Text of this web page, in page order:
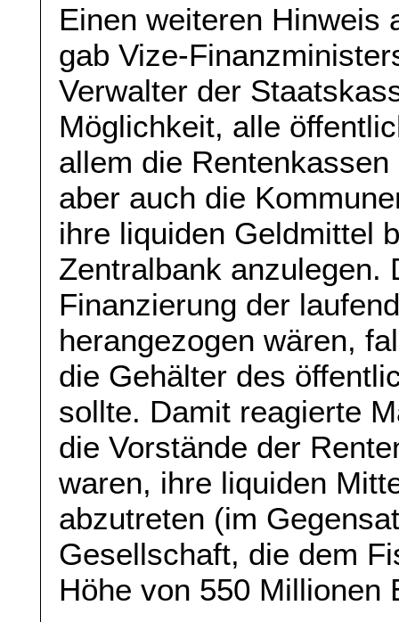
Einen weiteren Hinweis
gab Vize-
Verwalter der
Möglichkeit, alle
allem die
aber auch die
ihre liquiden Geldmittel
Zentralbank anzulegen.
Finanzierung der
herangezogen wären,
die Gehälter des
sollte. Damit reagierte
die Vorstände der
waren, ihre liquiden
abzutreten (im
Gesellschaft, die dem
Höhe von 550 Millionen